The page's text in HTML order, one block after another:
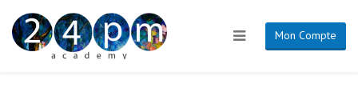
Mon Compte